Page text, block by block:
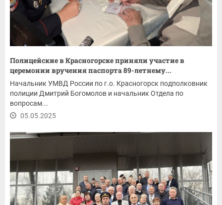
Полицейские в Красногорске приняли участие в
церемонии вручения паспорта 89-летнему...
Начальник УМВД России по г.о. Красногорск подполковник
полиции Дмитрий Богомолов и начальник Отдела по
вопросам...
05.05.2025